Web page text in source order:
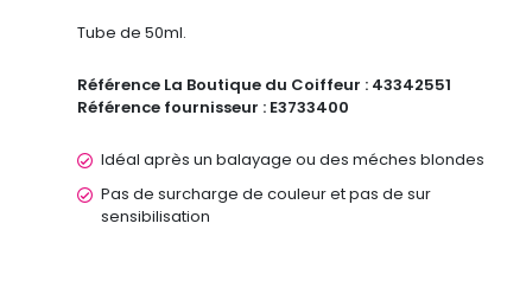
Tube de 50ml.
Référence La Boutique du Coiffeur : 43342551
Référence fournisseur : E3733400
Idéal après un balayage ou des méches blondes
Pas de surcharge de couleur et pas de sur
sensibilisation